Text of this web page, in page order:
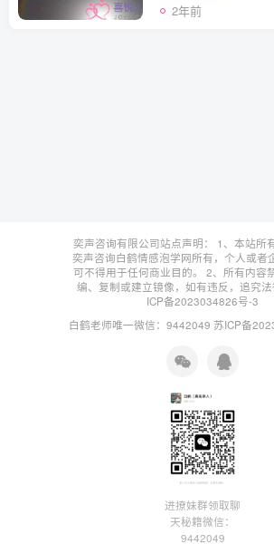
2年前
奕声咨询有限公司站点声明： 1、本站所
奕声咨询白鹤情感泡学网所有，个人或者
可不得用于任何商业目的。 2、所有内容
编、复制或建立镜像，如有违反，追究法
ICP备2023034826号-3
白鹤老师唯一微信：9442049 苏ICP备
进撩妹群领取聊
天秘籍微信：
9442049